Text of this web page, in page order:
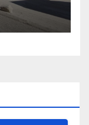
este